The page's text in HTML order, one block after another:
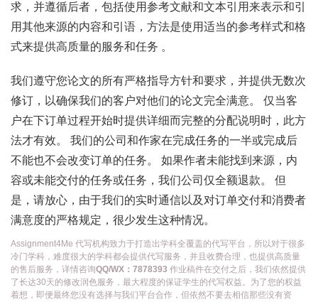
求，并遵循后者，包括使用参考文献和文本引用来表示和引
用其他来源的内容和引语，方法是使用适当的参考样式和格
式来提供高质量的服务和任务 。
我们遵守您论文的所有严格指导方针和要求，并提供无数次
修订，以确保我们的客户对他们的论文完全满意。 仅当客
户在下订单过程开始时提供详细而完整的分配说明时，此方
法才有效。 我们的公司和作家在完成任务的一半或完成后
不能也不会改变订单的任务。 如果作者未能找到来源，内
容或未能交付的任务或任务，我们公司仅全额退款。 但
是，请放心，由于我们的实时通信以及对订单交付和消费者
满意度的严格规定，很少发生这种情况。
Assignment4Me 代写机构致力于打造出学科全覆盖的代写平台，所以对于很多
冷门学科，难度很大的学科都会提供代写服务，并且收费合理，也提供高质量
的售后服务，详情咨询QQ/WX：7878393 作业稿件在交付之后，我们依然提供
了长达30天的修改润色服务，最大程度的保证学生的代写权益。为了您的权益
着想，即便最终您没有选择与我们平台合作，但依然不要去相信那些没有资